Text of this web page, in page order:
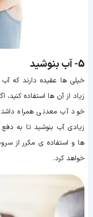
5- آب بنوشید
خیلی ها عقیده دارند که آب
زیاد از آن ها استفاده
خود آب معدنی همراه
زیادی آب بنوشید تا به
ها و استفاده ی مکرر از
خواهد کرد.